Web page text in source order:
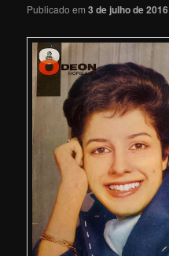
Publicado em3 de julho de 2016